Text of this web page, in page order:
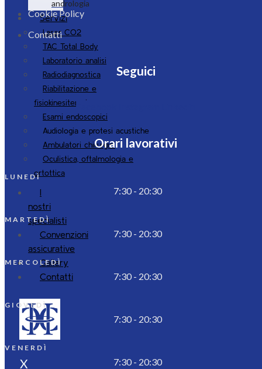
andrologia
Servizi
Laser CO2
TAC Total Body
Laboratorio analisi
Radiodiagnostica
Riabilitazione e
fisiokinesiterapia
Esami endoscopici
Audiologia e protesi acustiche
Ambulatori chirurgici
Oculistica, oftalmologia e
ortottica
I
nostri
specialisti
Convenzioni
assicurative
Gallery
Contatti
X
Cookie Policy
Contatti
Seguici
Orari lavorativi
LUNEDÌ
7:30 - 20:30
MARTEDÌ
7:30 - 20:30
MERCOLEDÌ
7:30 - 20:30
GIOVEDÌ
7:30 - 20:30
VENERDÌ
7:30 - 20:30